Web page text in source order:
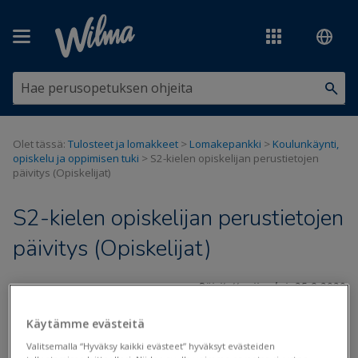
Olet tässä: Tulosteet ja lomakkeet > Lomakepankki > Koulunkäynti,
opiskelu ja oppimisen tuki > S2-kielen opiskelijan perustietojen
päivitys (Opiskelijat)
S2-kielen opiskelijan perustietojen
päivitys (Opiskelijat)
Päivitetty viimeksi: 25.8.2020
Tiedostot
Käytämme evästeitä
Valitsemalla “Hyväksy kaikki evästeet” hyväksyt evästeiden